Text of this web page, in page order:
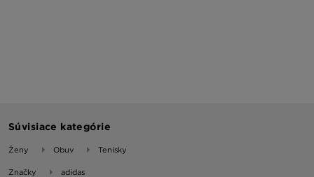
Súvisiace kategórie
Ženy Obuv Tenisky
Značky adidas